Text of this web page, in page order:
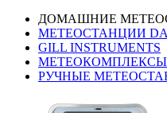
ДОМАШНИЕ
МЕТЕОСТАНЦИИ
GILL INSTRUMENTS
МЕТЕОКОМПЛЕКСЫ
РУЧНЫЕ